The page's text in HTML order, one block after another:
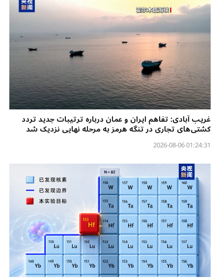
غریب آبادی: تفاهم ایران و عمان درباره ترتیبات جدید تردد
کشتی‌های تجاری در تنگه هرمز به مرحله نهایی نزدیک شد
01:24:31 2026-08-06